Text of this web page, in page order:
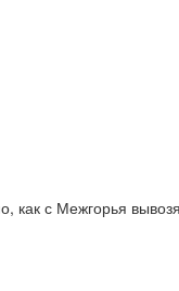
с Межгорья